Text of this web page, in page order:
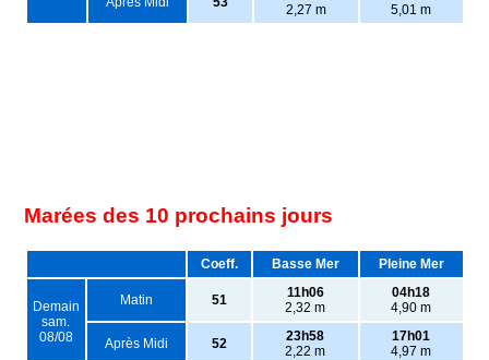
2,27 m
5,01 m
Marées des 10 prochains jours
Coeff. Basse Mer Pleine Mer
Demain
sam.
08/08
Matin 51
11h06
2,32 m
04h18
4,90 m
Après Midi 52
23h58
2,22 m
17h01
4,97 m